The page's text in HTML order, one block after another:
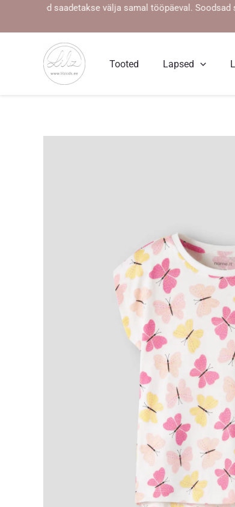
saadetakse välja samal tööpäeval. Soodsad
Tooted Lapsed